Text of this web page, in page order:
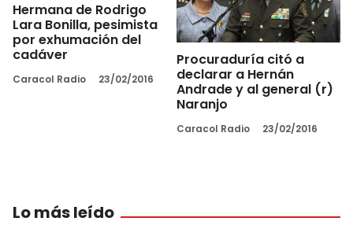
Hermana de Rodrigo
Lara Bonilla, pesimista
por exhumación del
cadáver
Caracol Radio 23/02/2016
Procuraduría citó a
declarar a Hernán
Andrade y al general (r)
Naranjo
Caracol Radio 23/02/2016
Lo más leído